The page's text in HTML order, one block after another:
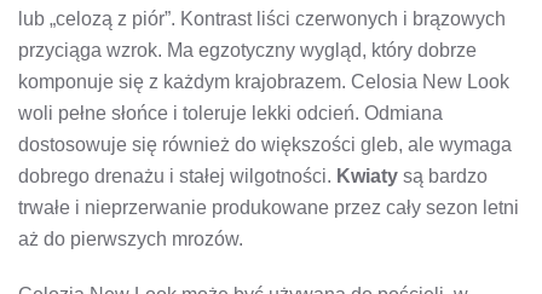
lub „celozą z piór”. Kontrast liści czerwonych i brązowych
przyciąga wzrok. Ma egzotyczny wygląd, który dobrze
komponuje się z każdym krajobrazem. Celosia New Look
woli pełne słońce i toleruje lekki odcień. Odmiana
dostosowuje się również do większości gleb, ale wymaga
dobrego drenażu i stałej wilgotności. Kwiaty są bardzo
trwałe i nieprzerwanie produkowane przez cały sezon letni
aż do pierwszych mrozów.